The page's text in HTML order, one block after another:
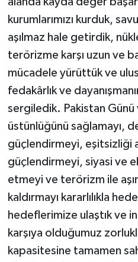
kurumlarımızı kurduk,
aşılmaz hale getirdik,
terörizme karşı uzun ve
mücadele yürüttük ve
fedakârlık ve
sergiledik. Pakistan Günü
üstünlüğünü sağlamayı,
güçlendirmeyi, eşitsizliği
güçlendirmeyi, siyasi ve
etmeyi ve terörizm ile
kaldırmayı kararlılıkla
hedeflerimize ulaştık ve
karşıya olduğumuz
kapasitesine tamamen